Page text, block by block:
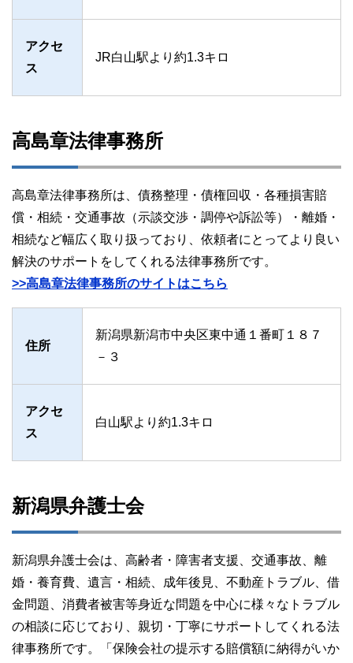
アクセ
ス
JR白山駅より約1.3キロ
高島章法律事務所
高島章法律事務所は、債務整理・債権回収・各種損害賠
償・相続・交通事故（示談交渉・調停や訴訟等）・離婚・
相続など幅広く取り扱っており、依頼者にとってより良い
解決のサポートをしてくれる法律事務所です。
>>高島章法律事務所のサイトはこちら
住所
新潟県新潟市中央区東中通１番町１８７
－３
アクセ
ス
白山駅より約1.3キロ
新潟県弁護士会
新潟県弁護士会は、高齢者・障害者支援、交通事故、離
婚・養育費、遺言・相続、成年後見、不動産トラブル、借
金問題、消費者被害等身近な問題を中心に様々なトラブル
の相談に応じており、親切・丁寧にサポートしてくれる法
律事務所です。「保険会社の提示する賠償額に納得がいか